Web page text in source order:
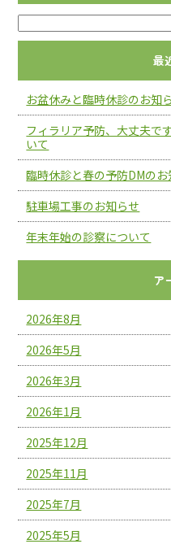
最
お盆休みと臨時休診のお知
フィラリア予防、大丈夫
いて
臨時休診と春の予防DMのお
駐車場工事のお知らせ
年末年始の診察について
ア
2026年8月
2026年5月
2026年3月
2026年1月
2025年12月
2025年11月
2025年7月
2025年5月